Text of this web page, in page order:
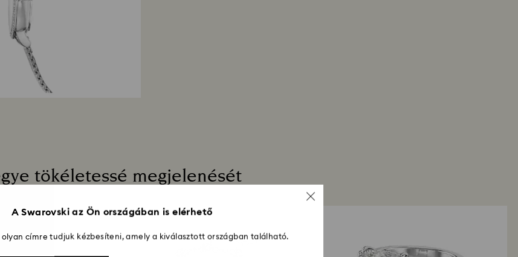
tökéletessé megjelenését
A Swarovski az Ön országában is elérhető
olyan címre tudjuk kézbesíteni, amely a kiválasztott országban található.